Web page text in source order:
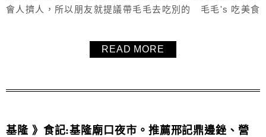
會人擠人，所以朋友就提議帶毛毛去吃別的 毛毛's 吃美食
READ MORE
基隆 》食記:基隆廟口夜市。推薦邢記鼎邊銼、營